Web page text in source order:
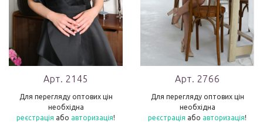
Арт. 2145
Для перегляду оптових цін
необхідна
реєстрація або авторизація!
Арт. 2766
Для перегляду оптових цін
необхідна
реєстрація або авторизація!